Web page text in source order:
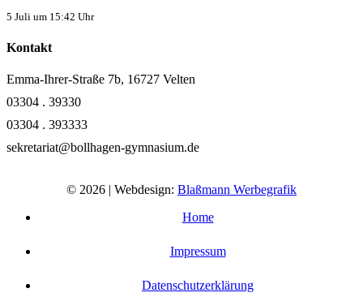
5 Juli um 15:42 Uhr
Kontakt
Emma-Ihrer-Straße 7b, 16727 Velten
03304 . 39330
03304 . 393333
sekretariat@bollhagen-gymnasium.de
© 2026 | Webdesign: Blaßmann Werbegrafik
Home
Impressum
Datenschutzerklärung